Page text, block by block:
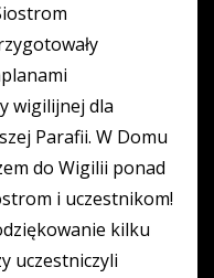
wigilijnej dla
Parafii. W Domu
do Wigilii ponad
i uczestnikom!
kilku
uczestniczyli